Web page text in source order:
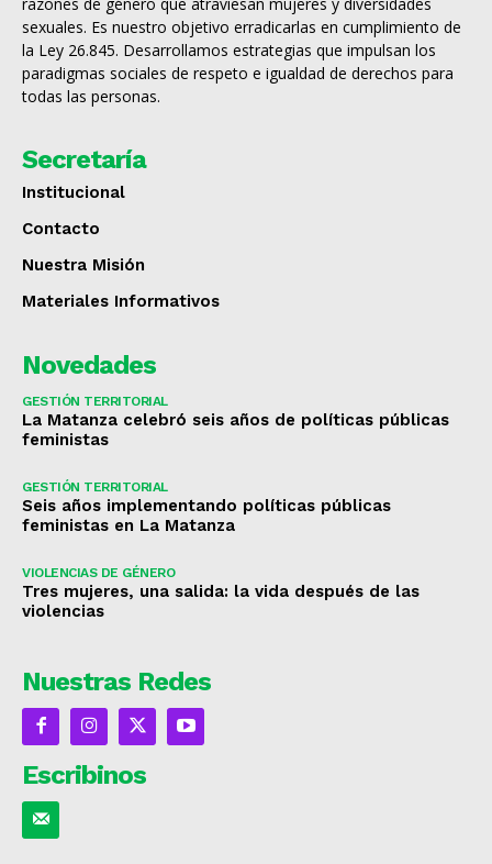
sexuales. Es nuestro objetivo erradicarlas en cumplimiento de
la Ley 26.845. Desarrollamos estrategias que impulsan los
paradigmas sociales de respeto e igualdad de derechos para
todas las personas.
Secretaría
Institucional
Contacto
Nuestra Misión
Materiales Informativos
Novedades
GESTIÓN TERRITORIAL
La Matanza celebró seis años de políticas públicas
feministas
GESTIÓN TERRITORIAL
Seis años implementando políticas públicas
feministas en La Matanza
VIOLENCIAS DE GÉNERO
Tres mujeres, una salida: la vida después de las
violencias
Nuestras Redes
Escribinos